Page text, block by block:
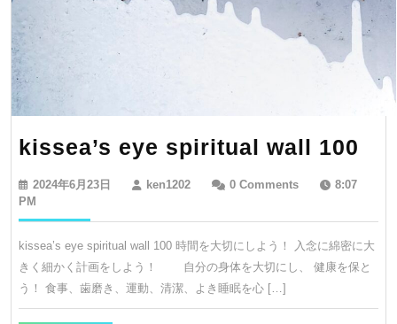
kissea’s eye spiritual wall 100
100
2024年6月23日 2024
23
日
ken1202ken12020 Comments
8:07
PM
kissea’s eye spiritual wall 100 時間を大切にしよう！ 入念に綿密に大
きく細かく計画をしよう！ 自分の身体を大切にし、 健康を保と
う！ 食事、歯磨き、運動、清潔、よき睡眠を心 […]